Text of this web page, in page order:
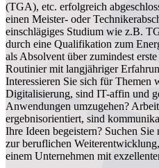
(TGA), etc. erfolgreich
einen Meister- oder
einschlägiges Studium wie z.B.
durch eine Qualifikation zum
als Absolvent über zumindest
Routinier mit langjähriger
Interessieren Sie sich für Themen
Digitalisierung, sind IT-affin und
Anwendungen umzugehen?
ergebnisorientiert, sind
Ihre Ideen begeistern? Suchen
zur beruflichen
einem Unternehmen mit